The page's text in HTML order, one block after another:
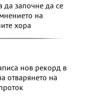
да започне да се
на
хора
нов рекорд в
отварянето на